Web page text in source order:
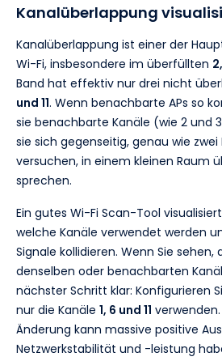
Kanalüberlappung
Kanalüberlappung ist einer der
Wi-Fi, insbesondere im überfüllten
Band hat effektiv nur drei nicht
und 11. Wenn benachbarte APs so
sie benachbarte Kanäle (wie 2 und
sie sich gegenseitig, genau wie zwei
versuchen, in einem kleinen Raum
sprechen.
Ein gutes Wi-Fi Scan-Tool
welche Kanäle verwendet werden
Signale kollidieren. Wenn Sie sehen,
denselben oder benachbarten
nächster Schritt klar: Konfigurieren
nur die Kanäle 1, 6 und 11
Änderung kann massive positive
Netzwerkstabilität und -leistung